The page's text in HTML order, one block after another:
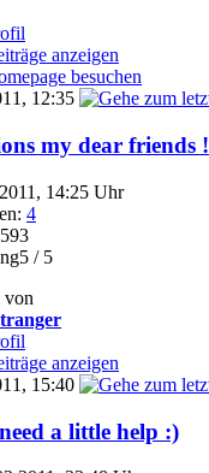
anzeigen
besuchen
12:35
my dear friends !
14:25 Uhr
4
/ 5
von
anzeigen
15:40
a little help :)